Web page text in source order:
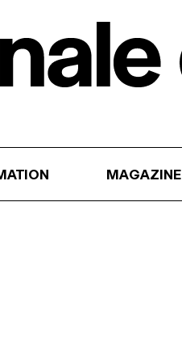
MAGAZINE